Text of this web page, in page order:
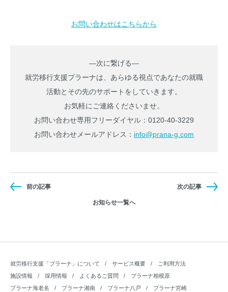
お問い合わせはこちらから
―次に繋げる―
就労移行支援プラーナは、あらゆる視点であなたの就職
活動とその先のサポートをしていきます。
お気軽にご連絡くださいませ。
お問い合わせ専用フリーダイヤル：0120-40-3229
お問い合わせメールアドレス： info@prana-g.com
前の記事
お知らせ一覧へ
次の記事
就労移行支援「プラーナ」について サービス概要
ご利用方法
施設情報
採用情報 よくあるご質問
プラーナ相模原
プラーナ海老名
プラーナ湘南 プラーナ八戸
プラーナ宮崎